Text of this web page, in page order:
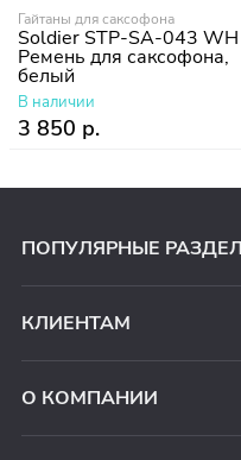
Гайтаны для саксофона
Soldier STP-SA-043
Ремень для саксофона,
белый
В наличии
3 850 р.
ПОПУЛЯРНЫЕ
КЛИЕНТАМ
О КОМПАНИИ